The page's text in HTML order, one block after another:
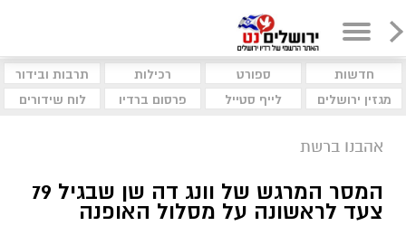
חדשות ספורט רכילות
תרבות ובידור
מגזין ירושלים
לייף סטייל פרסום ברדיו לוח שידורים
אהבנו ברשת
המסר המרגש של וונג דה שן שבגיל 79
צעד לראשונה על מסלול האופנה